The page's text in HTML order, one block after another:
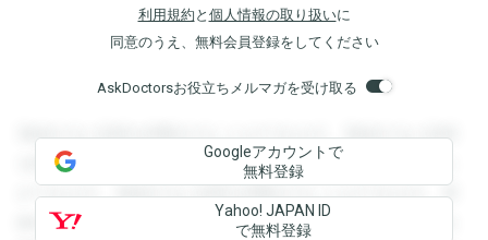
利用規約 と 個人情報の取り扱いに
同意のうえ、無料会員登録をしてください
AskDoctorsお役立ちメルマガを受け取る
登録すると回答を閲覧することができます。登録すると回答
を閲覧することができます。登録すると回答を閲覧すること
ができます。登録すると回答を閲覧することができます。登
録すると回答を閲覧することができます。登録すると回答を
Googleアカウントで
無料登録
Yahoo! JAPAN ID
で無料登録